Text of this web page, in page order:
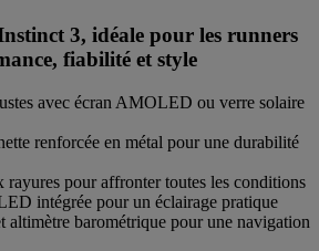
3, idéale pour les runners
fiabilité et style
avec écran AMOLED ou verre solaire
renforcée en métal pour une durabilité
rayures pour affronter toutes les conditions
intégrée pour un éclairage pratique
altimètre barométrique pour une navigation